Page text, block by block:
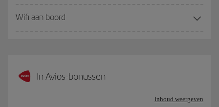
Wifi aan boord
In Avios-bonussen
Inhoud weergeven